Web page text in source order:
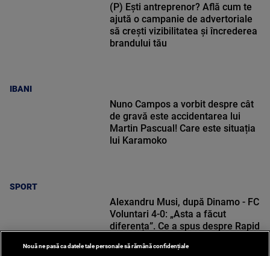
IBANI
(P) Ești antreprenor? Află cum te
ajută o campanie de advertoriale
să crești vizibilitatea și încrederea
brandului tău
SPORT
Nuno Campos a vorbit despre cât
de gravă este accidentarea lui
Martin Pascual! Care este situația
lui Karamoko
Alexandru Musi, după Dinamo - FC
Voluntari 4-0: „Asta a făcut
diferența”. Ce a spus despre Rapid
Nouă ne pasă ca datele tale personale să rămână confidențiale